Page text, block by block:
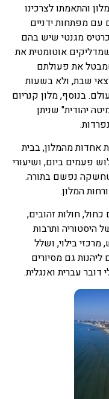
והתאמתו לצרכינו
עם מפתחות ידניים
מגנטי שיש בהם
אוטומטית את
שמבטל את פעולתם
שבת, ולא בשעות
בנוסף, מלון קנריום
יהודית" שניתן
אחדות מהמלון, בבית
פעמים ביום, ושיעורי
שחשקה נפשם בתורה.
המלון.
חולות זהובים,
היסטוריה ותרבות
בילוי, ושלל
ליהנות גם מסיורים
עברית ואנגלית.